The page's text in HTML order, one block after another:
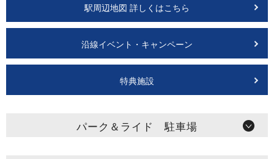
駅周辺地図 詳しくはこちら
沿線イベント・キャンペーン
特典施設
パーク＆ライド 駐車場